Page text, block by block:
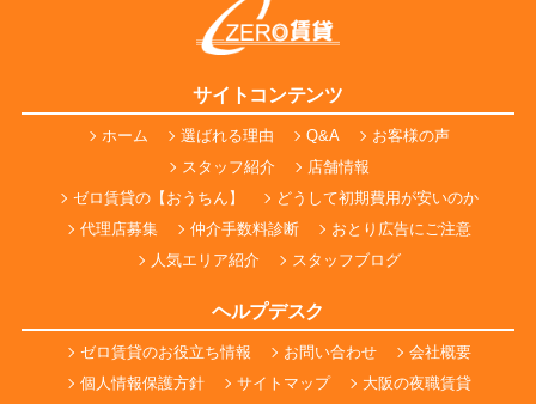
サイトコンテンツ
ホーム 選ばれる理由 Q&A
お客様の声
スタッフ紹介
店舗情報
ゼロ賃貸の【おうちん】
どうして初期費用が安いのか
代理店募集
仲介手数料診断
おとり広告にご注意
人気エリア紹介
スタッフブログ
ヘルプデスク
ゼロ賃貸のお役立ち情報 お問い合わせ
会社概要
個人情報保護方針
サイトマップ 大阪の夜職賃貸